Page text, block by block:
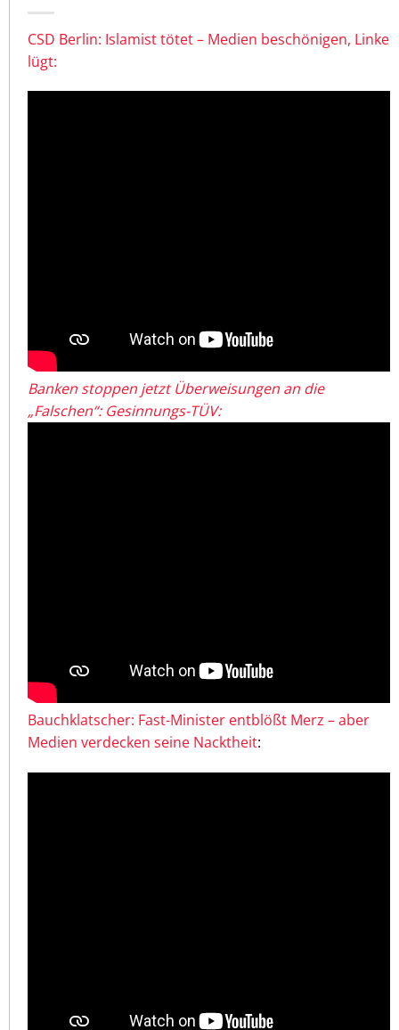
CSD Berlin: Islamist tötet – Medien beschönigen, Linke
lügt:
Banken stoppen jetzt Überweisungen an die
„Falschen“: Gesinnungs-TÜV:
Bauchklatscher: Fast-Minister entblößt Merz – aber
Medien verdecken seine Nacktheit: